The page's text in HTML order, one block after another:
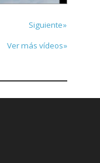
Siguiente»
Ver más vídeos»